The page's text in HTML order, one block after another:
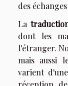
des
La
dont les
l'étranger.
mais aussi
varient